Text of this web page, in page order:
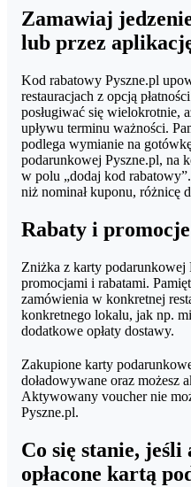
Karty podarunkowe
partnerów, między innymi w
nominały voucherów: od 40
Zamawiaj
lub przez
Kod rabatowy Pyszne.pl
restauracjach z opcją
posługiwać się wielokrotnie,
upływu terminu ważności.
podlega wymianie na
podarunkowej Pyszne.pl, na
w polu „dodaj kod
niż nominał kuponu, różnicę
Rabaty i
Zniżka z karty podarunkowej
promocjami i rabatami.
zamówienia w konkretnej
konkretnego lokalu, jak np.
dodatkowe opłaty dostawy.
Zakupione karty
doładowywane oraz możesz
Aktywowany voucher nie
Pyszne.pl.
Co się stanie,
opłacone kartą